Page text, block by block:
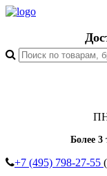
Более
+7 (495) 798-27-55